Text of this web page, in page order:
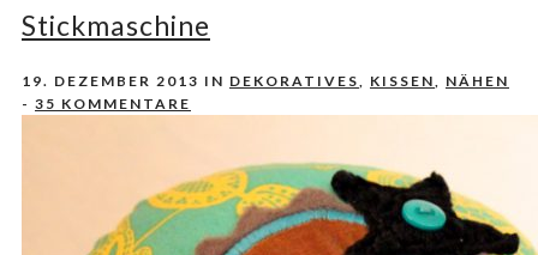
Stickmaschine
19. DEZEMBER 2013 IN DEKORATIVES KISSEN
NÄHEN
- 35 KOMMENTARE